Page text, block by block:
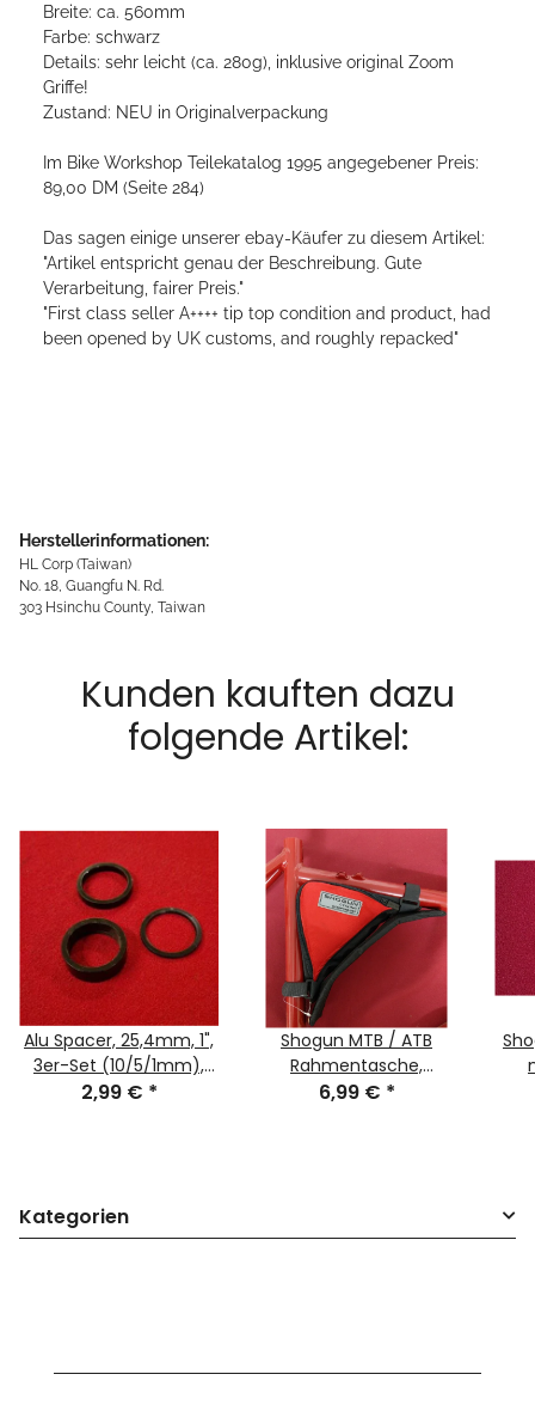
Breite: ca. 560mm
Farbe: schwarz
Details: sehr leicht (ca. 280g), inklusive original Zoom
Griffe!
Zustand: NEU in Originalverpackung
Im Bike Workshop Teilekatalog 1995 angegebener Preis:
89,00 DM (Seite 284)
Das sagen einige unserer ebay-Käufer zu diesem Artikel:
"Artikel entspricht genau der Beschreibung. Gute
Verarbeitung, fairer Preis."
"First class seller A++++ tip top condition and product, had
been opened by UK customs, and roughly repacked"
Herstellerinformationen:
HL Corp (Taiwan)
No. 18, Guangfu N. Rd.
303 Hsinchu County, Taiwan
Kunden kauften dazu
folgende Artikel:
Alu Spacer, 25,4mm, 1",
3er-Set (10/5/1mm),
schwarz, NEU
2,99 € *
Shogun MTB / ATB
Rahmentasche,
Schultertasche, Nylon,
6,99 € *
Kategorien